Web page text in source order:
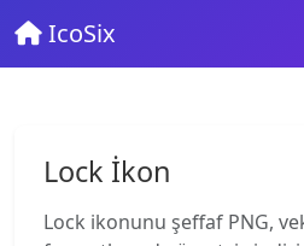
IcoSix
Lock İkon
Lock ikonunu şeffaf PNG,